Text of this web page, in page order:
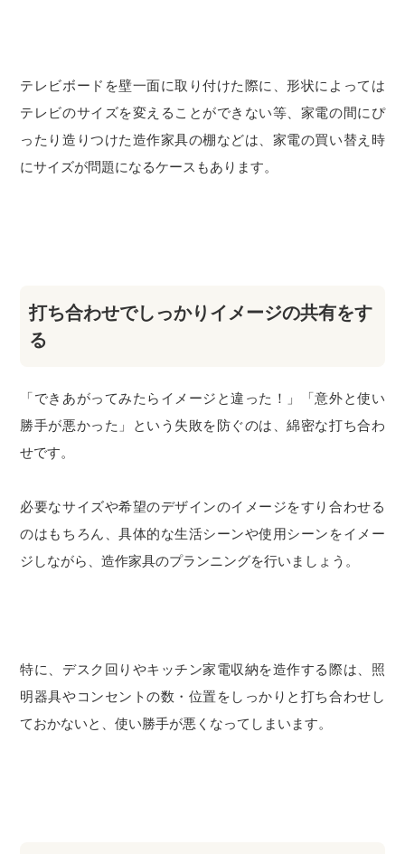
テレビボードを壁一面に取り付けた際に、形状によっては
テレビのサイズを変えることができない等、家電の間にぴ
ったり造りつけた造作家具の棚などは、家電の買い替え時
にサイズが問題になるケースもあります。
打ち合わせでしっかりイメージの共有をす
る
「できあがってみたらイメージと違った！」「意外と使い
勝手が悪かった」という失敗を防ぐのは、綿密な打ち合わ
せです。
必要なサイズや希望のデザインのイメージをすり合わせる
のはもちろん、具体的な生活シーンや使用シーンをイメー
ジしながら、造作家具のプランニングを行いましょう。
特に、デスク回りやキッチン家電収納を造作する際は、照
明器具やコンセントの数・位置をしっかりと打ち合わせし
ておかないと、使い勝手が悪くなってしまいます。